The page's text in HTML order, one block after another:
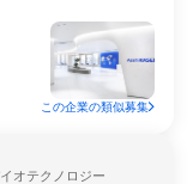
この企業の類似募集
オテクノロジー